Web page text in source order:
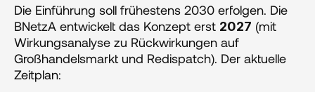
Die Einführung soll frühestens 2030 erfolgen. Die
BNetzA entwickelt das Konzept erst 2027 (mit
Wirkungsanalyse zu Rückwirkungen auf
Großhandelsmarkt und Redispatch). Der aktuelle
Zeitplan: